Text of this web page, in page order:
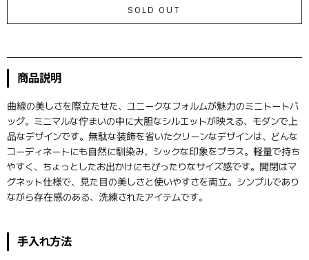
SOLD OUT
商品説明
曲線の美しさを際立たせた、ユニークなフォルムが魅力のミニトートバ
ッグ。ミニマルな佇まいの中に大胆なシルエットが映える、モダンで上
品なデザインです。無駄な装飾を省いたクリーンなデザインは、どんな
コーディネートにも自然に馴染み、シックな印象をプラス。軽量で持ち
やすく、ちょっとしたお出かけにもぴったりなサイズ感です。開閉はマ
グネット仕様で、見た目の美しさと使いやすさを両立。シンプルであり
ながら存在感のある、洗練されたアイテムです。
手入れ方法